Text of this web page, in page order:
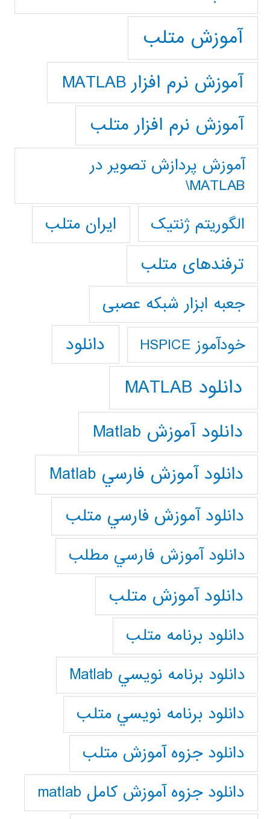
آموزش متلب
آموزش نرم افزار MATLAB
آموزش نرم افزار متلب
آموزش پردازش تصوير در
MATLAB\
الگوریتم ژنتیک
ایران متلب
ترفندهای متلب
جعبه ابزار شبکه عصبی
خودآموز HSPICE دانلود
دانلود MATLAB
دانلود آموزش Matlab
دانلود آموزش فارسي Matlab
دانلود آموزش فارسي متلب
دانلود آموزش فارسي مطلب
دانلود آموزش متلب
دانلود برنامه متلب
دانلود برنامه نويسي Matlab
دانلود برنامه نويسي متلب
دانلود جزوه آموزش متلب
دانلود جزوه آموزش کامل matlab